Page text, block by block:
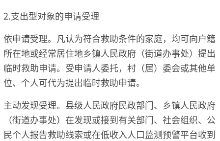
2.支出型对象的申请受理
依申请受理。凡认为符合救助条件的家庭，均可向户籍
所在地或经常居住地乡镇人民政府（街道办事处）提出
临时救助申请。受申请人委托，村（居）委会或其他单
位、个人可代为提出临时救助申请。
主动发现受理。县级人民政府民政部门、乡镇人民政府
（街道办事处）在发现或接到有关部门、社会组织、公
民个人报告救助线索或在低收入人口监测预警平台收到